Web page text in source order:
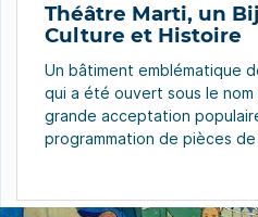
Théâtre Marti, un
Culture et Histoire
Un bâtiment emblématique
qui a été ouvert sous le nom
grande acceptation
programmation de pièces
Cet endroit exhibait le